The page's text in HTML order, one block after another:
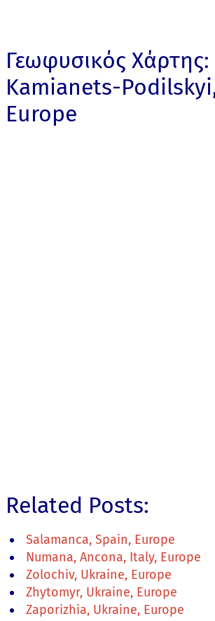
Γεωφυσικός Χάρτης:
Kamianets-
Europe
Related Posts:
Salamanca, Spain, Europe
Numana, Ancona, Italy, Europe
Zolochiv, Ukraine, Europe
Zhytomyr, Ukraine, Europe
Zaporizhia, Ukraine, Europe